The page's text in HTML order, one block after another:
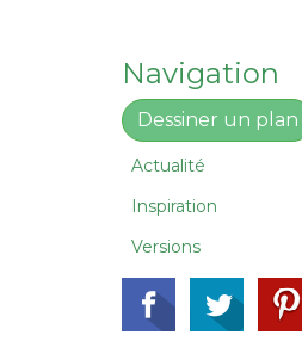
Navigation
Dessiner un plan
Actualité
Inspiration
Versions